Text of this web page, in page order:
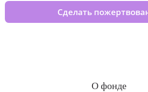
Сделать
О фонде